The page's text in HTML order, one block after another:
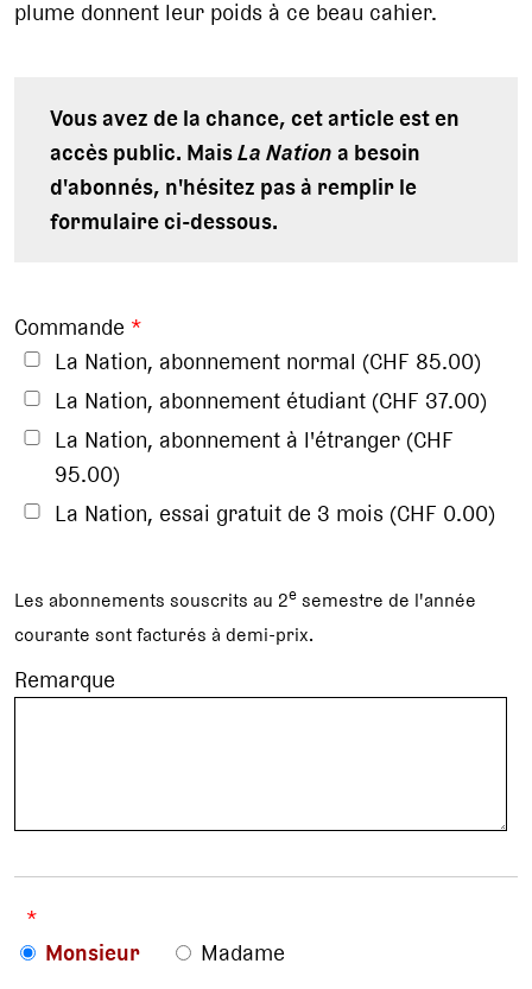
plume donnent leur poids à ce beau cahier.
Vous avez de la chance, cet article est en
accès public. MaisLa Nationa besoin
d'abonnés, n'hésitez pas à remplir le
formulaire ci-dessous.
Commande *
La Nation, abonnement normal (CHF 85.00)
La Nation, abonnement étudiant (CHF 37.00)
La Nation, abonnement à l'étranger (CHF
95.00)
La Nation, essai gratuit de 3 mois (CHF 0.00)
Les abonnements souscrits au 2e semestre de l'année
courante sont facturés à demi-prix.
Remarque
*
Monsieur
Madame